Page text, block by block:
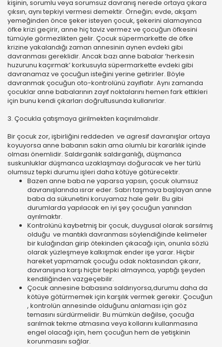
kişinin, sorumlu veya sorumsuz davranış nerede ortaya çıkara
çıksın, aynı tepkiyi vermesi demektir. Örneğin; evde, akşam
yemeğinden önce şeker isteyen çocuk, şekerini alamayınca
öfke krizi geçirir, anne hiç taviz vermez ve çocuğun öfkesini
tümüyle görmezlikten gelir. Çocuk süpermarkette de öfke
krizine yakalandığı zaman annesinin aynen evdeki gibi
davranması gereklidir. Ancak bazı anne babalar ‘herkesin
huzurunu kaçırmak’ korkusuyla süpermarkette evdeki gibi
davranamaz ve çocuğun isteğini yerine getirirler. Böyle
davranmak çocuğun oto-kontrolünü zayıflatır. Aynı zamanda
çocuklar anne babalarının zayıf noktalarını hemen fark ettikleri
için bunu kendi çıkarları doğrultusunda kullanırlar.
3. Çocukla çatışmaya girilmekten kaçınılmalıdır.
Bir çocuk zor, işbirliğini reddeden ve agresif davranışlar ortaya
koyuyorsa anne babanın sakin ama olumlu bir kararlılık içinde
olması önemlidir. Saldırganlık saldırganlığı, düşmanca
suskunluklar düşmanca uzaklaşmayı doğuracak ve her türlü
olumsuz tepki durumu işleri daha kötüye götürecektir.
Bazen anne baba ne yaparsa yapsın, çocuk olumsuz
davranışlarında ısrar eder. Sabrı taşmaya başlayan anne
baba da sükunetini koruyamaz hale gelir. Bu gibi
durumlarda yapılacak en iyi şey çocuğun yanından
ayrılmaktır.
Kontrolünü kaybetmiş bir çocuk, duygusal olarak sarsılmış
olduğu ve mantıklı davranması söylendiğinde kelimeler
bir kulağından girip ötekinden çıkacağı için, onunla sözlü
olarak yüzleşmeye kalkışmak ender işe yarar. Hiçbir
hareket yapmamak çocuğu odak noktasından çıkarır,
davranışına karşı hiçbir tepki almayınca, yaptığı şeyden
kendiliğinden vazgeçebilir.
Çocuk annesine babasına saldırıyorsa,durumu daha da
kötüye götürmemek için karşılık vermek gerekir. Çocuğun
, kontrolün annesinde olduğunu anlaması için göz
temasını sürdürmelidir. Bu mümkün değilse, çocuğa
sarılmak tekme atmasına veya kollarını kullanmasına
engel olacağı için, hem çocuğun hem de yetişkinin
korunmasını sağlar.